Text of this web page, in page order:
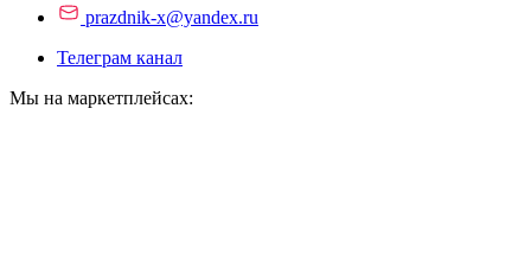
prazdnik-x@yandex.ru
Телеграм канал
Мы на маркетплейсах: